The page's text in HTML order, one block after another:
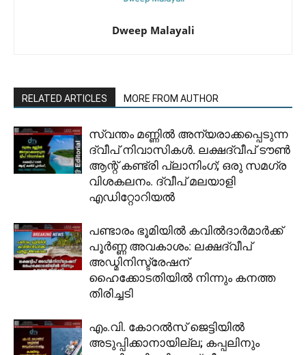
Dweep Malayali
RELATED ARTICLES MORE FROM AUTHOR
സ്വന്തം മണ്ണിൽ അന്യരാക്കപ്പെടുന്ന
ദ്വീപ് നിവാസികൾ. ലക്ഷദ്വീപ് ടൗൺ
ആന്റ് കണ്ട്രി പ്ലാനിംഗ്; ഒരു സമഗ്ര
വിശകലനം. ദ്വീപ് മലയാളി
എഡിറ്റോറിയൽ
പണ്ടാരം ഭൂമിയിൽ കവിൽദാർമാർക്ക്
പൂർണ്ണ അവകാശം: ലക്ഷദ്വീപ്
അഡ്മിനിസ്ട്രേഷന്
ഹൈക്കോടതിയിൽ നിന്നും കനത്ത
തിരിച്ചടി
​എം.വി. കോറൽസ് ജെട്ടിയിൽ
അടുപ്പിക്കാനായില്ല; കപ്പലിനും